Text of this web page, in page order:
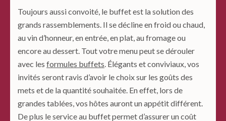
Toujours aussi convoité, le buffet est la solution des
grands rassemblements. Il se décline en froid ou chaud,
au vin d’honneur, en entrée, en plat, au fromage ou
encore au dessert. Tout votre menu peut se dérouler
avec les formules buffets . Élégants et conviviaux, vos
invités seront ravis d’avoir le choix sur les goûts des
mets et de la quantité souhaitée. En effet, lors de
grandes tablées, vos hôtes auront un appétit différent.
De plus le service au buffet permet d’assurer un coût